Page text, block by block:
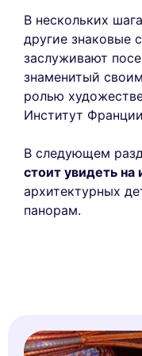
В нескольких
другие знаковые
заслуживают
знаменитый
ролью
Институт
В следующем
стоит увидеть
архитектурных
панорам.